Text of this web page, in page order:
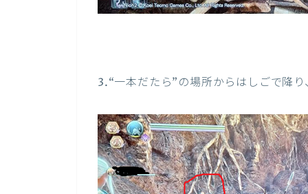
3.“一本だたら”の場所からはしごで降